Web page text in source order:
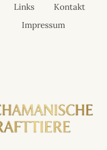
Links
Kontakt
Impressum